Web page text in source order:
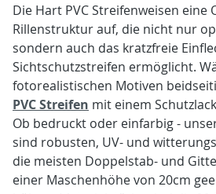
Die Hart PVC Streifenweisen eine
Rillenstruktur auf, die nicht nur
sondern auch das kratzfreie
Sichtschutzstreifen ermöglicht.
fotorealistischen Motiven
PVC Streifen mit einem
Ob bedruckt oder einfarbig -
sind robusten, UV- und
die meisten Doppelstab- und
einer Maschenhöhe von 20cm